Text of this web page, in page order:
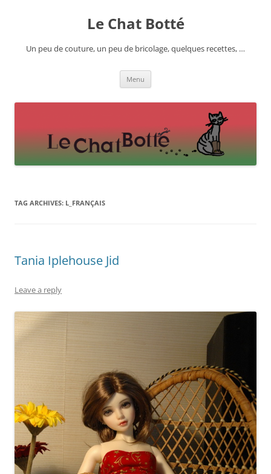
Le Chat Botté
Un peu de couture, un peu de bricolage, quelques recettes, …
Menu
TAG ARCHIVES: L_FRANÇAIS
Tania Iplehouse Jid
Leave a reply